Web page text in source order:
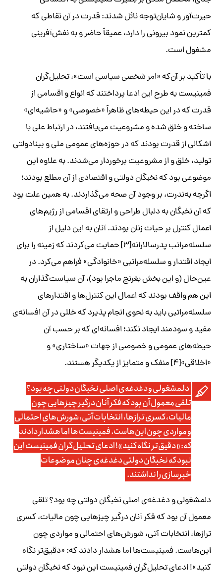
حیرت‌آور و شایان‌توجه نائل شدند: قدرت در آن نقاطی که
کمترین نمود بیرونی را دارد، عمیقاً حاضر و به نفش‌آفرینی
مشغول است.
با تأکید بر آن‌که «امر شخصی سیاسی است»، تحلیل‌گران
فمینیست به طرح این ادعا ‌پرداختند که انواع و اقسامی از
قدرت که در این حیطه‌های ظاهراً «خصوصی» و «حاشیه‌ای»
ساخته و خلق شده و مشروعیت می‌یافتند، در ارتباط علی با
اشکالی از قدرت بودند که در حوزه‌های عمومی ملی و بینادولتی
تولید، خلق و از مشروعیت برخوردار می‌شدند. به علاوه این
موضوعی بود که نخبگان دولتی و اقتصادی از آن مطلع بودند؛
اگرچه به‌ندرت، بر وجود آن صحه می‌گذاردند. به همین علت بود
که آن نخبگان به دنبال طراحی و ارتقای اقسامی از رژیم‌های
اعمال کنترل بر حیات زنان بودند. آنان به این دلیل از
سلسله‌مراتب پدرسالارانه[۳] حمایت می‌کردند که زمینه را برای
ایجاد اقتدار و سلسله‌مراتبی «خانوادگی» فراهم می‌کرد. در
عین‌حال (و این بخش بغرنج ماجرا بود)، آن سیاست‌گذاران به
این هم واقف بودند که اعمال این کنترل‌ها و اقتدارهای
سلسله‌مراتبی باید به نحوی انجام پذیرد که خللی در آن افسانه‌ی
مفید و سودمند ایجاد نکند؛ افسانه‌ای که بر حسب آن
حیطه‌های عمومی و خصوصی از جهات «ساختاری» و
«اخلاقی»[۴] منفک و متمایز از یکدیگر هستند.
دلمشغولی و دغدغه‌ی اصلی نخبگان دولتی چه بود؟
تلقی معمول آن بود که فکر آنان درگیر چیزهایی چون
مالیات، کسری ترازها، انتخابات آتی، شورش‌های احتمالی
و مواردی چون این‌هاست. فمینیست‌ها اما هشدار دادند
که: «دقیق‌تر نگاه کنید»! ادعای تحلیل‌گران فمینیست این
نبود که نخبگان دولتی دغدغه‌ی چنان موضوعات
خبرسازی را نداشتند.
دلمشغولی و دغدغه‌ی اصلی نخبگان دولتی چه بود؟ تلقی
معمول آن بود که فکر آنان درگیر چیزهایی چون مالیات، کسری
ترازها، انتخابات آتی، شورش‌های احتمالی و مواردی چون
این‌هاست. فمینیست‌ها اما هشدار دادند که: «دقیق‌تر نگاه
کنید»! ادعای تحلیل‌گران فمینیست این نبود که نخبگان دولتی